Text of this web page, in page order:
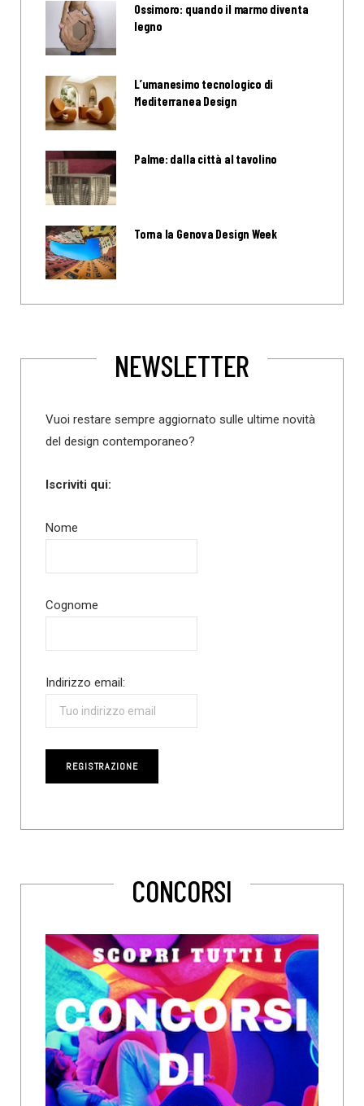
Ossimoro: quando il marmo diventa
legno
L’umanesimo tecnologico di
Mediterranea Design
Palme: dalla città al tavolino
Torna la Genova Design Week
NEWSLETTER
Vuoi restare sempre aggiornato sulle ultime novità
del design contemporaneo?
Iscriviti qui:
Nome
Cognome
Indirizzo email:
CONCORSI